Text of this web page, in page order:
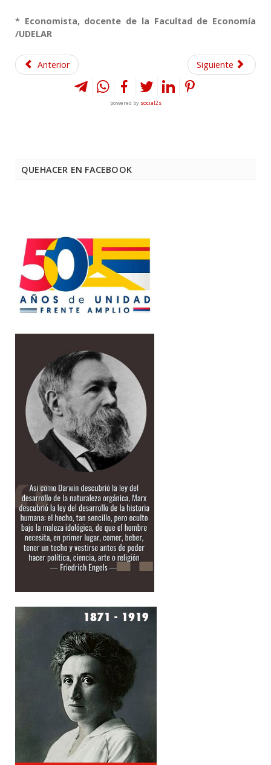
* Economista, docente de la Facultad de Economía
/UDELAR
Anterior Siguiente
powered by social2s
QUEHACER EN FACEBOOK